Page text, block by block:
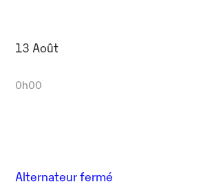
13 Août
0h00
Alternateur fermé